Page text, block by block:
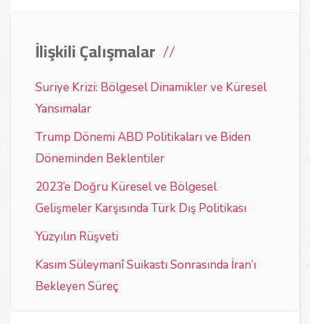
İlişkili Çalışmalar
Suriye Krizi: Bölgesel Dinamikler ve Küresel
Yansımalar
Trump Dönemi ABD Politikaları ve Biden
Döneminden Beklentiler
2023’e Doğru Küresel ve Bölgesel
Gelişmeler Karşısında Türk Dış Politikası
Yüzyılın Rüşveti
Kasım Süleymanî Suikastı Sonrasında İran’ı
Bekleyen Süreç